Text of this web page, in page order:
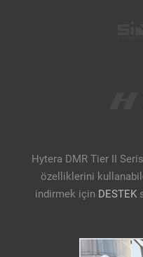
Hytera DMR Tier II
özelliklerini
indirmek için DESTEK